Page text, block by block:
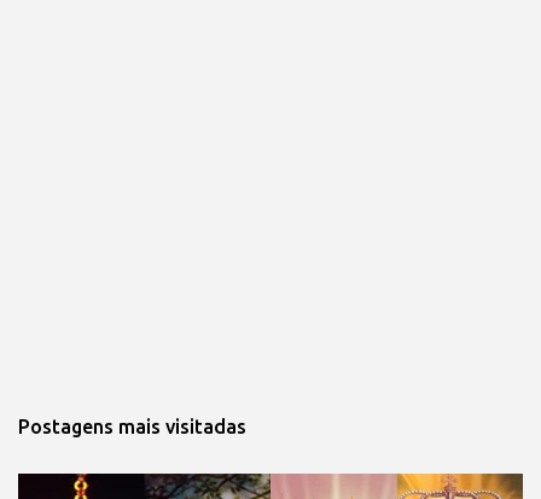
Postagens mais visitadas